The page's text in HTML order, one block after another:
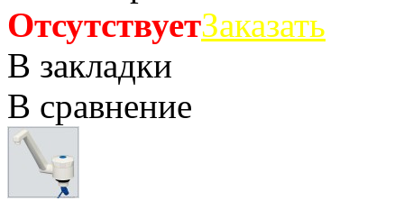
ОтсутствуетЗаказать
В закладки
В сравнение